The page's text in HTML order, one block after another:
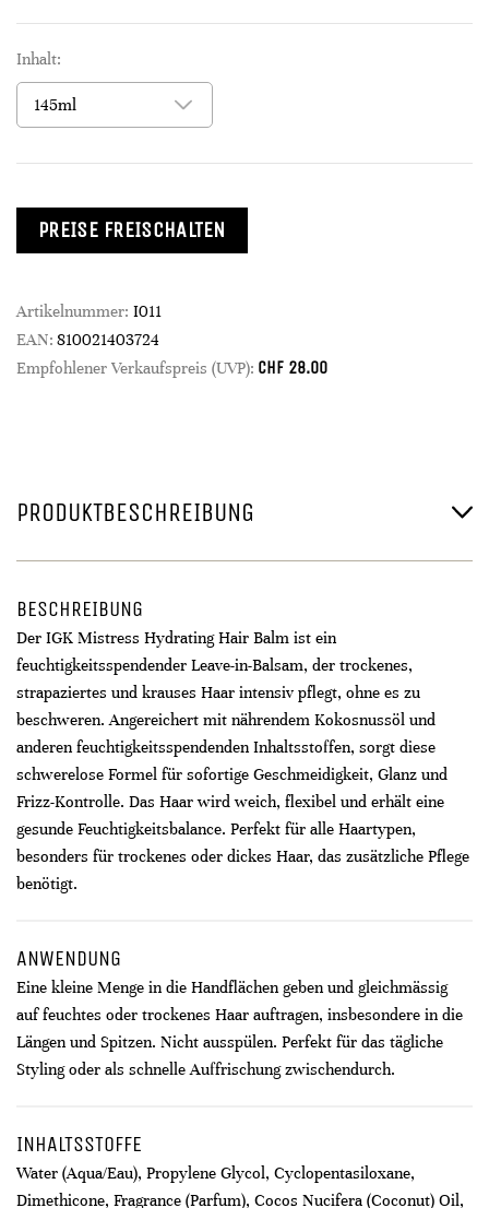
Inhalt:
PREISE FREISCHALTEN
Artikelnummer: I011
EAN: 810021403724
Empfohlener Verkaufspreis (UVP): CHF 28.00
PRODUKTBESCHREIBUNG
BESCHREIBUNG
Der IGK Mistress Hydrating Hair Balm ist ein
feuchtigkeitsspendender Leave-in-Balsam, der trockenes,
strapaziertes und krauses Haar intensiv pflegt, ohne es zu
beschweren. Angereichert mit nährendem Kokosnussöl und
anderen feuchtigkeitsspendenden Inhaltsstoffen, sorgt diese
schwerelose Formel für sofortige Geschmeidigkeit, Glanz und
Frizz-Kontrolle. Das Haar wird weich, flexibel und erhält eine
gesunde Feuchtigkeitsbalance. Perfekt für alle Haartypen,
besonders für trockenes oder dickes Haar, das zusätzliche Pflege
benötigt.
ANWENDUNG
Eine kleine Menge in die Handflächen geben und gleichmässig
auf feuchtes oder trockenes Haar auftragen, insbesondere in die
Längen und Spitzen. Nicht ausspülen. Perfekt für das tägliche
Styling oder als schnelle Auffrischung zwischendurch.
INHALTSSTOFFE
Water (Aqua/Eau), Propylene Glycol, Cyclopentasiloxane,
Dimethicone, Fragrance (Parfum), Cocos Nucifera (Coconut) Oil,